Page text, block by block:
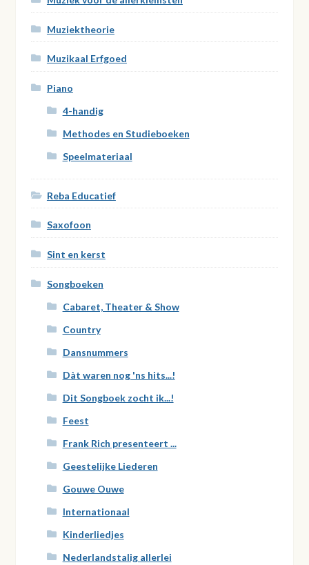
Muziektheorie
Muzikaal Erfgoed
Piano
4-handig
Methodes en Studieboeken
Speelmateriaal
Reba Educatief
Saxofoon
Sint en kerst
Songboeken
Cabaret, Theater & Show
Country
Dansnummers
Dàt waren nog 'ns hits...!
Dit Songboek zocht ik...!
Feest
Frank Rich presenteert ...
Geestelijke Liederen
Gouwe Ouwe
Internationaal
Kinderliedjes
Nederlandstalig allerlei